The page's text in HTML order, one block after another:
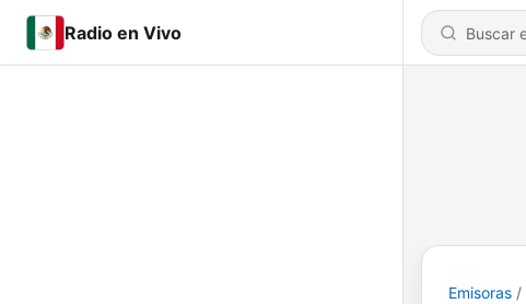
Radio en Vivo
Emisoras